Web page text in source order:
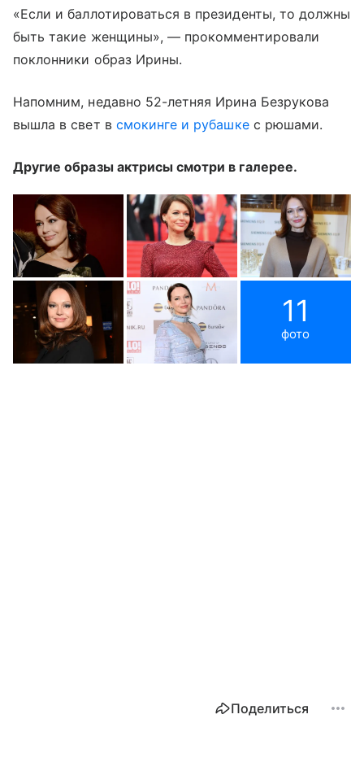
«Если и баллотироваться в президенты, то должны
быть такие женщины», — прокомментировали
поклонники образ Ирины.
Напомним, недавно 52-летняя Ирина Безрукова
вышла в свет в смокинге и рубашкес рюшами.
Другие образы актрисы смотри в галерее.
11
фото
Поделиться